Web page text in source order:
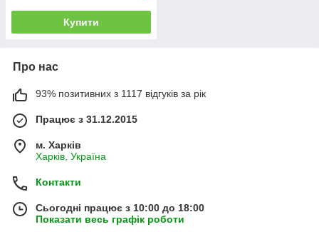
Купити
Про нас
93% позитивних з 1117 відгуків за рік
Працює з 31.12.2015
м. Харків
Харків, Україна
Контакти
Сьогодні працює з 10:00 до 18:00
Показати весь графік роботи